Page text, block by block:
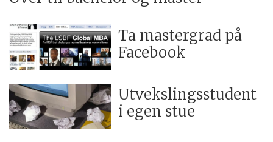
Ta mastergrad på
Facebook
Utvekslingsstudent
i egen stue